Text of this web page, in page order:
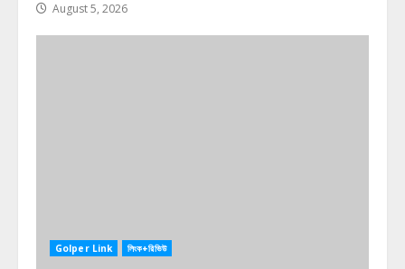
August 5, 2026
Golper Link লিংক+রিভিউ